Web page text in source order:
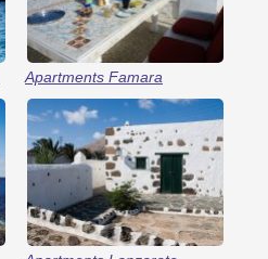
Apartments Famara